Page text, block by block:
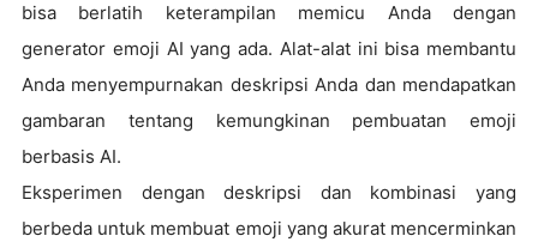
bisa berlatih keterampilan memicu Anda dengan
generator emoji AI yang ada. Alat-alat ini bisa membantu
Anda menyempurnakan deskripsi Anda dan mendapatkan
gambaran tentang kemungkinan pembuatan emoji
berbasis AI.
Eksperimen dengan deskripsi dan kombinasi yang
berbeda untuk membuat emoji yang akurat mencerminkan